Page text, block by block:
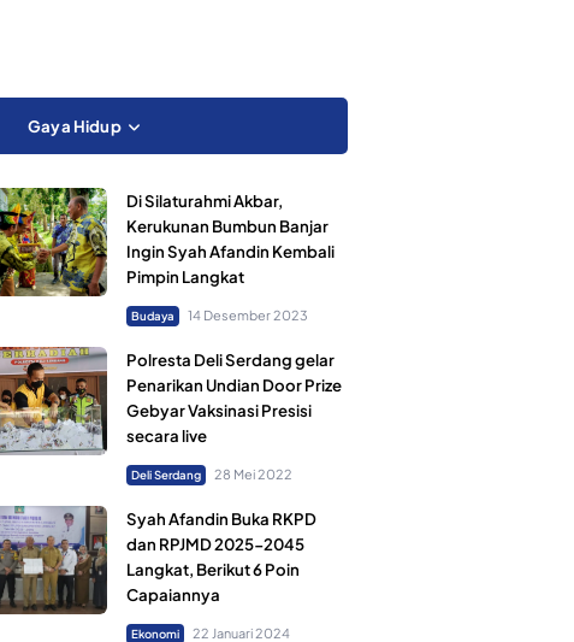
Gaya Hidup
Di Silaturahmi Akbar,
Kerukunan Bumbun Banjar
Ingin Syah Afandin Kembali
Pimpin Langkat
Budaya 14 Desember 2023
Polresta Deli Serdang gelar
Penarikan Undian Door Prize
Gebyar Vaksinasi Presisi
secara live
Deli Serdang 28 Mei 2022
Syah Afandin Buka RKPD
dan RPJMD 2025-2045
Langkat, Berikut 6 Poin
Capaiannya
Ekonomi 22 Januari 2024